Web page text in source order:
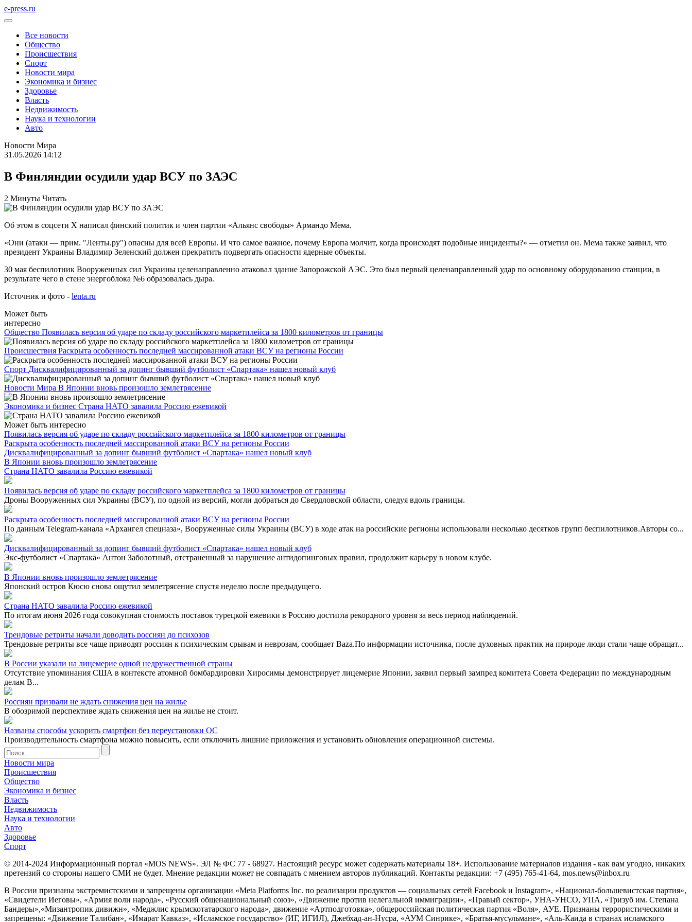
e-press.ru
Все новости
Общество
Происшествия
Спорт
Новости мира
Экономика и бизнес
Здоровье
Власть
Недвижимость
Наука и технологии
Авто
Новости Мира
31.05.2026 14:12
В Финляндии осудили удар ВСУ по ЗАЭС
2 Минуты Читать
Об этом в соцсети X написал финский политик и член партии «Альянс свободы» Армандо Мема.
«Они (атаки — прим. "Ленты.ру") опасны для всей Европы. И что самое важное, почему Европа молчит, когда происходят подобные инциденты?» — отметил он. Мема также заявил, что
президент Украины Владимир Зеленский должен прекратить подвергать опасности ядерные объекты.
30 мая беспилотник Вооруженных сил Украины целенаправленно атаковал здание Запорожской АЭС. Это был первый целенаправленный удар по основному оборудованию станции, в
результате чего в стене энергоблока №6 образовалась дыра.
Источник и фото - lenta.ru
Может быть
интересно
Общество Появилась версия об ударе по складу российского маркетплейса за 1800 километров от границы
Происшествия Раскрыта особенность последней массированной атаки ВСУ на регионы России
Спорт Дисквалифицированный за допинг бывший футболист «Спартака» нашел новый клуб
Новости Мира В Японии вновь произошло землетрясение
Экономика и бизнес Страна НАТО завалила Россию ежевикой
Может быть интересно
Появилась версия об ударе по складу российского маркетплейса за 1800 километров от границы
Раскрыта особенность последней массированной атаки ВСУ на регионы России
Дисквалифицированный за допинг бывший футболист «Спартака» нашел новый клуб
В Японии вновь произошло землетрясение
Страна НАТО завалила Россию ежевикой
Появилась версия об ударе по складу российского маркетплейса за 1800 километров от границы
Дроны Вооруженных сил Украины (ВСУ), по одной из версий, могли добраться до Свердловской области, следуя вдоль границы.
Раскрыта особенность последней массированной атаки ВСУ на регионы России
По данным Telegram-канала «Архангел спецназа», Вооруженные силы Украины (ВСУ) в ходе атак на российские регионы использовали несколько десятков групп беспилотников.Авторы со...
Дисквалифицированный за допинг бывший футболист «Спартака» нашел новый клуб
Экс-футболист «Спартака» Антон Заболотный, отстраненный за нарушение антидопинговых правил, продолжит карьеру в новом клубе.
В Японии вновь произошло землетрясение
Японский остров Кюсю снова ощутил землетрясение спустя неделю после предыдущего.
Страна НАТО завалила Россию ежевикой
По итогам июня 2026 года совокупная стоимость поставок турецкой ежевики в Россию достигла рекордного уровня за весь период наблюдений.
Трендовые ретриты начали доводить россиян до психозов
Трендовые ретриты все чаще приводят россиян к психическим срывам и неврозам, сообщает Baza.По информации источника, после духовных практик на природе люди стали чаще обращат...
В России указали на лицемерие одной недружественной страны
Отсутствие упоминания США в контексте атомной бомбардировки Хиросимы демонстрирует лицемерие Японии, заявил первый зампред комитета Совета Федерации по международным
делам В...
Россиян призвали не ждать снижения цен на жилье
В обозримой перспективе ждать снижения цен на жилье не стоит.
Названы способы ускорить смартфон без переустановки ОС
Производительность смартфона можно повысить, если отключить лишние приложения и установить обновления операционной системы.
Новости мира
Происшествия
Общество
Экономика и бизнес
Власть
Недвижимость
Наука и технологии
Авто
Здоровье
Спорт
© 2014-2024 Информационный портал «MOS NEWS». ЭЛ № ФС 77 - 68927. Настоящий ресурс может содержать материалы 18+. Использование материалов издания - как вам угодно, никаких
претензий со стороны нашего СМИ не будет. Мнение редакции может не совпадать с мнением авторов публикаций. Контакты редакции: +7 (495) 765-41-64, mos.news@inbox.ru
В России признаны экстремистскими и запрещены организации «Meta Platforms Inc. по реализации продуктов — социальных сетей Facebook и Instagram», «Национал-большевистская партия»,
«Свидетели Иеговы», «Армия воли народа», «Русский общенациональный союз», «Движение против нелегальной иммиграции», «Правый сектор», УНА-УНСО, УПА, «Тризуб им. Степана
Бандеры»,«Мизантропик дивижн», «Меджлис крымскотатарского народа», движение «Артподготовка», общероссийская политическая партия «Воля», АУЕ. Признаны террористическими и
запрещены: «Движение Талибан», «Имарат Кавказ», «Исламское государство» (ИГ, ИГИЛ), Джебхад-ан-Нусра, «АУМ Синрике», «Братья-мусульмане», «Аль-Каида в странах исламского